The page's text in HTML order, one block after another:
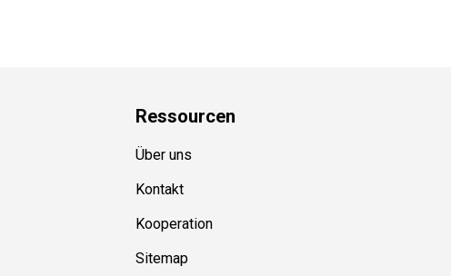
Ressourcen
Über uns
Kontakt
Kooperation
Sitemap